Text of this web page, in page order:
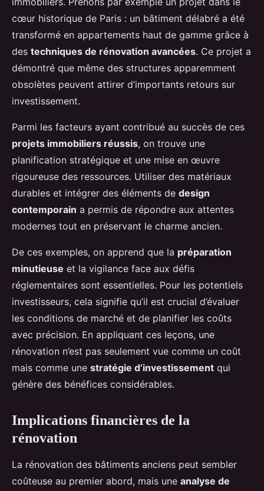
cœur historique de Paris : un bâtiment délabré a été
transformé en appartements haut de gamme grâce à
des techniques de rénovation avancées. Ce projet a
démontré que même des structures apparemment
obsolètes peuvent attirer d’importants retours sur
investissement.
Parmi les facteurs ayant contribué au succès de ces
projets immobiliers réussis, on trouve une
planification stratégique et une mise en œuvre
rigoureuse des ressources. Utiliser des matériaux
durables et intégrer des éléments de design
contemporain a permis de répondre aux attentes
modernes tout en préservant le charme ancien.
De ces exemples, on apprend que la préparation
minutieuse et la vigilance face aux défis
réglementaires sont essentielles. Pour les potentiels
investisseurs, cela signifie qu’il est crucial d’évaluer
les conditions de marché et de planifier les coûts
avec précision. En appliquant ces leçons, une
rénovation n’est pas seulement vue comme un coût
mais comme une stratégie d’investissement qui
génère des bénéfices considérables.
Implications financières de la
rénovation
La rénovation des bâtiments anciens peut sembler
coûteuse au premier abord, mais une analyse de